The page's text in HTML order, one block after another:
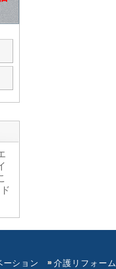
ーション 介護リフォーム